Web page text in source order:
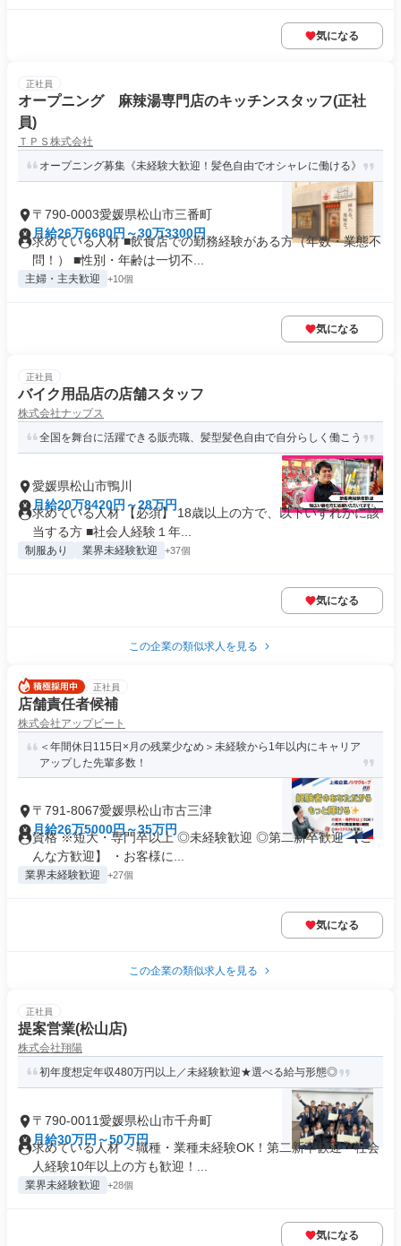
気になる
正社員
オープニング 麻辣湯専門店のキッチンスタッフ(正社
員)
ＴＰＳ株式会社
オープニング募集《未経験大歓迎！髪色自由でオシャレに働ける》
〒790-0003愛媛県松山市三番町
月給26万6680円～30万3300円
求めている人材 ■飲食店での勤務経験がある方（年数・業態不
問！） ■性別・年齢は一切不...
主婦・主夫歓迎 +10個
気になる
正社員
バイク用品店の店舗スタッフ
株式会社ナップス
全国を舞台に活躍できる販売職、髪型髪色自由で自分らしく働こう
愛媛県松山市鴨川
月給20万8420円～28万円
求めている人材 【必須】 18歳以上の方で、以下いずれかに該
当する方 ■社会人経験１年...
制服あり 業界未経験歓迎 +37個
気になる
この企業の類似求人を見る
正社員
店舗責任者候補
株式会社アップビート
＜年間休日115日×月の残業少なめ＞未経験から1年以内にキャリア
アップした先輩多数！
〒791-8067愛媛県松山市古三津
月給26万5000円～35万円
資格 ※短大・専門卒以上 ◎未経験歓迎 ◎第二新卒歓迎 【こ
んな方歓迎】 ・お客様に...
業界未経験歓迎 +27個
気になる
この企業の類似求人を見る
正社員
提案営業(松山店)
株式会社翔陽
初年度想定年収480万円以上／未経験歓迎★選べる給与形態◎
〒790-0011愛媛県松山市千舟町
月給30万円～50万円
求めている人材 ＜職種・業種未経験OK！第二新卒歓迎・社会
人経験10年以上の方も歓迎！...
業界未経験歓迎 +28個
気になる